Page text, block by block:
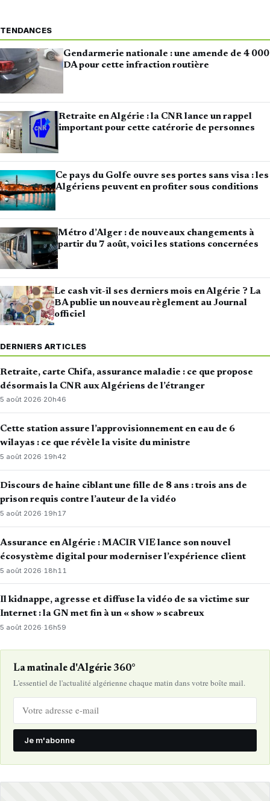
TENDANCES
Gendarmerie nationale : une amende de 4 000
DA pour cette infraction routière
Retraite en Algérie : la CNR lance un rappel
important pour cette catérorie de personnes
Ce pays du Golfe ouvre ses portes sans visa : les
Algériens peuvent en profiter sous conditions
Métro d’Alger : de nouveaux changements à
partir du 7 août, voici les stations concernées
Le cash vit-il ses derniers mois en Algérie ? La
BA publie un nouveau règlement au Journal
officiel
DERNIERS ARTICLES
Retraite, carte Chifa, assurance maladie : ce que propose
désormais la CNR aux Algériens de l’étranger
5 août 2026·20h46
Cette station assure l’approvisionnement en eau de 6
wilayas : ce que révèle la visite du ministre
5 août 2026·19h42
Discours de haine ciblant une fille de 8 ans : trois ans de
prison requis contre l’auteur de la vidéo
5 août 2026·19h17
Assurance en Algérie : MACIR VIE lance son nouvel
écosystème digital pour moderniser l’expérience client
5 août 2026· 18h11
Il kidnappe, agresse et diffuse la vidéo de sa victime sur
Internet : la GN met fin à un « show » scabreux
5 août 2026·16h59
La matinale d'Algérie 360°
L'essentiel de l'actualité algérienne chaque matin dans votre boîte mail.
Je m'abonne